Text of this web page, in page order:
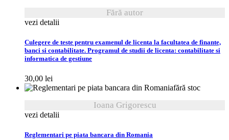
Fără autor
vezi detalii
Culegere de teste pentru examenul de licenta la facultatea de finante,
banci si contabilitate. Programul de studii de licenta: contabilitate si
informatica de gestiune
30,00 lei
fără stoc
Ioana Grigorescu
vezi detalii
Reglementari pe piata bancara din Romania